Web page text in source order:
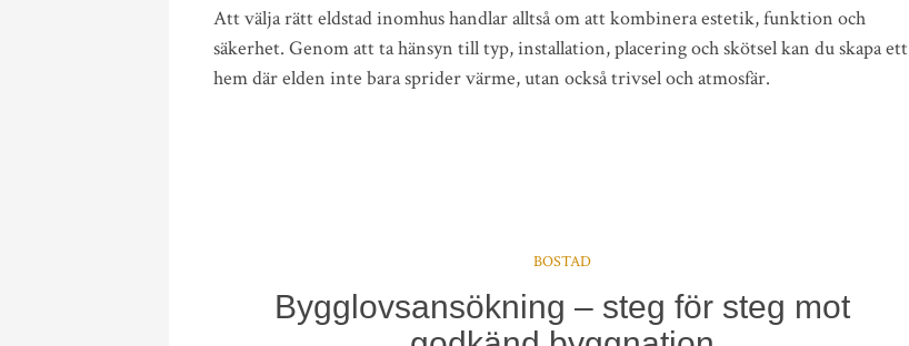
Att välja rätt eldstad inomhus handlar alltså om att kombinera estetik, funktion och
säkerhet. Genom att ta hänsyn till typ, installation, placering och skötsel kan du skapa ett
hem där elden inte bara sprider värme, utan också trivsel och atmosfär.
BOSTAD
Bygglovsansökning – steg för steg mot